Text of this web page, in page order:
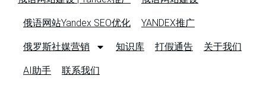
俄语网站Yandex SEO优化 YANDEX推广
俄罗斯社媒营销 知识库 打假通告 关于我们
AI助手 联系我们